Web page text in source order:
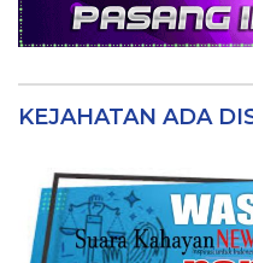
KEJAHATAN ADA